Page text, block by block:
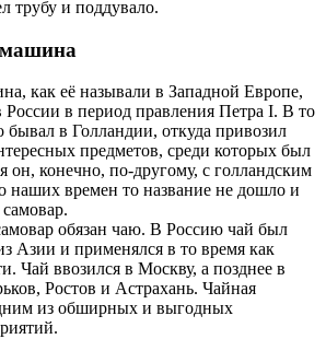
трубу и поддувало.
машина
как её называли в Западной Европе,
России в период правления Петра I. В то
бывал в Голландии, откуда привозил
предметов, среди которых был
он, конечно, по-другому, с голландским
наших времен то название не дошло и
обязан чаю. В Россию чай был
Азии и применялся в то время как
Чай ввозился в Москву, а позднее в
Ростов и Астрахань. Чайная
из обширных и выгодных